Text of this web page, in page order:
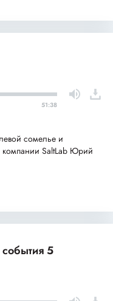
51:38
сомелье и
компании SaltLab Юрий
5